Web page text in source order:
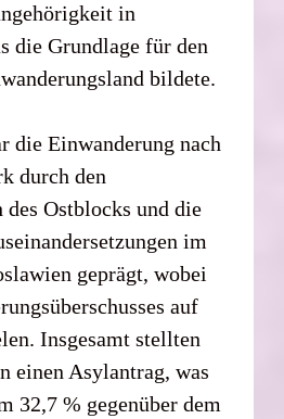
in
die Grundlage für den
bildete.
die Einwanderung nach
durch den
des Ostblocks und die
im
geprägt, wobei
auf
Insgesamt stellten
einen Asylantrag, was
32,7 % gegenüber dem